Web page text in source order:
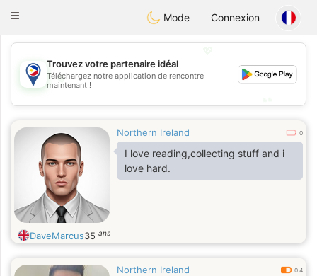
PhilippinesChat
Toggle
Mode Connexion
💖
💕
Trouvez votre partenaire idéal
Téléchargez notre application de rencontre
maintenant !
Northern Ireland 0
I love reading,collecting stuff and i
love hard.
DaveMarcus35 ans
Northern Ireland 0.4